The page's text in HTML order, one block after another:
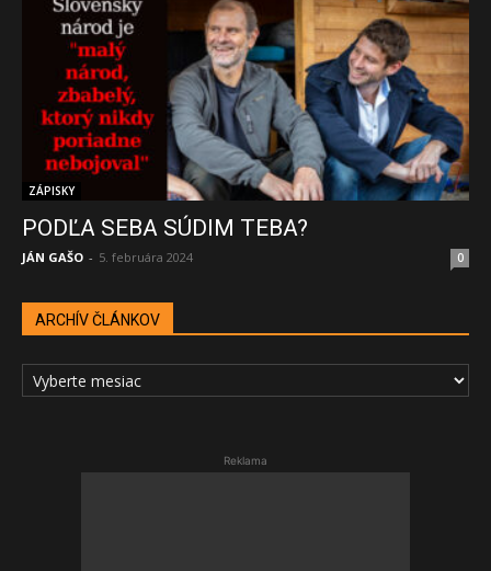
ZÁPISKY
PODĽA SEBA SÚDIM TEBA?
JÁN GAŠO - 5. februára 2024 0
ARCHÍV ČLÁNKOV
ARCHÍV
ČLÁNKOV
Reklama